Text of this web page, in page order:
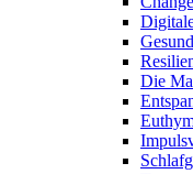
Die